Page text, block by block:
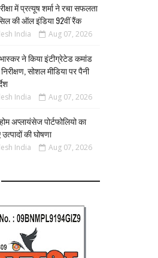
में प्रत्यूष शर्मा ने रचा सफलता
की ऑल इंडिया 92वीं रैंक
India Aug 07, 2026
ने किया इंटीग्रेटेड कमांड
सोशल मीडिया पर पैनी
India Aug 07, 2026
अप्लायंसेज पोर्टफोलियो का
की घोषणा
India Aug 07, 2026